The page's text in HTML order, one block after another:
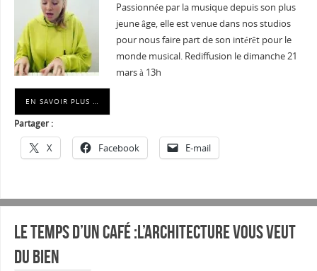
Passionnée par la musique depuis son plus
jeune âge, elle est venue dans nos studios
pour nous faire part de son intérêt pour le
monde musical. Rediffusion le dimanche 21
mars à 13h
EN SAVOIR PLUS …
Partager :
X Facebook E-mail
Le temps d’un café :L’architecture vous veut
du bien